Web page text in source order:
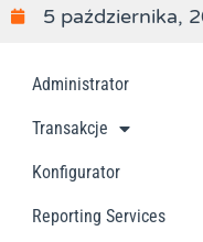
5 października,
Administrator
Transakcje
Konfigurator
Reporting Services